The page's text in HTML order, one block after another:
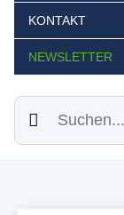
KONTAKT
NEWSLETTER
Suchen